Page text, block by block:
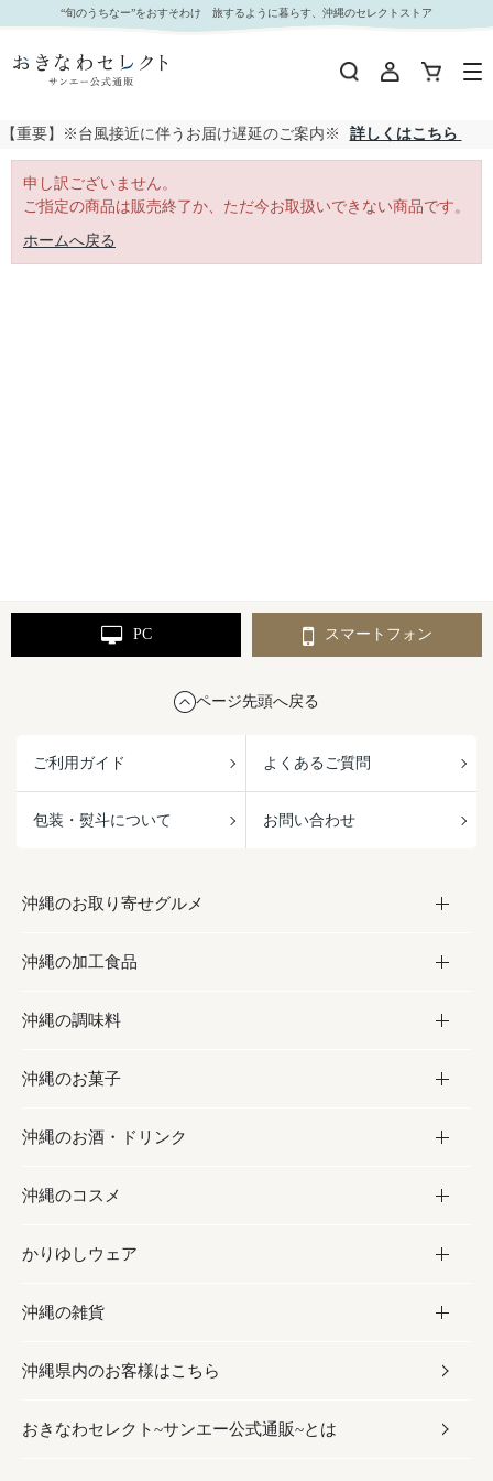
｜おきなわセレクト サンエー公式通販
“旬のうちなー”をおすそわけ 旅するように暮らす、沖縄のセレクトストア
【重要】※台風接近に伴うお届け遅延のご案内※ 詳しくはこちら
申し訳ございません。
ご指定の商品は販売終了か、ただ今お取扱いできない商品です。
ホームへ戻る
PC スマートフォン
ページ先頭へ戻る
ご利用ガイド よくあるご質問
包装・熨斗について お問い合わせ
沖縄のお取り寄せグルメ
お取り寄せグルメ
フルーツ・野菜
お肉
海産物
沖縄の加工食品
加工食品
缶詰／パウチ
沖縄料理
沖縄そば／乾麺
レトルト食品
乾物／粉類
沖縄の調味料
調味料
砂糖／黒砂糖
塩
お酢／ドレッシング
しょうゆ
みそ
だし／スパイス／島唐辛子
沖縄のお菓子
お菓子
黒糖
ちんすこう
伝統菓子
スナック
おつまみ
沖縄のお酒・ドリンク
お酒・ドリンク
泡盛
ビール・チューハイ
ワイン・ウィスキー・カクテル
ドリンク
沖縄のコスメ
コスメ
スキンケア
ボディケア
ヘアケア
かりゆしウェア
かりゆしウェア
メンズ
レディース
沖縄の雑貨
雑貨
沖縄ファッション
沖縄県内のお客様はこちら
おきなわセレクト~サンエー公式通販~とは